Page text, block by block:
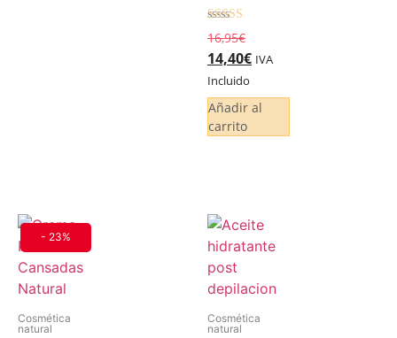
Valorado
5.00
de 5
16,95€
14,40€ IVA
Incluido
Añadir al
carrito
- 23%
Cosmética
natural
Cosmética
natural